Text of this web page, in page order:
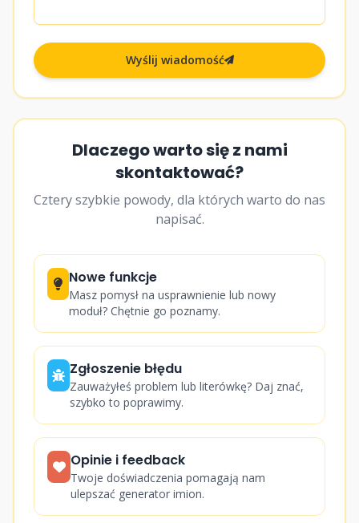
Wyślij wiadomość
Dlaczego warto się z nami
skontaktować?
Cztery szybkie powody, dla których warto do nas
napisać.
Nowe funkcje
Masz pomysł na usprawnienie lub nowy
moduł? Chętnie go poznamy.
Zgłoszenie błędu
Zauważyłeś problem lub literówkę? Daj znać,
szybko to poprawimy.
Opinie i feedback
Twoje doświadczenia pomagają nam
ulepszać generator imion.